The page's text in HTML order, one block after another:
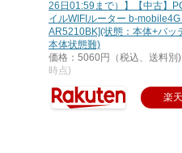
26日01:59まで）】【中古】
イルWIFIルーター b-
AR5210BK](状態：本体+バッ
本体状態難)
価格：5060円（税込、送料別)
時点)
楽